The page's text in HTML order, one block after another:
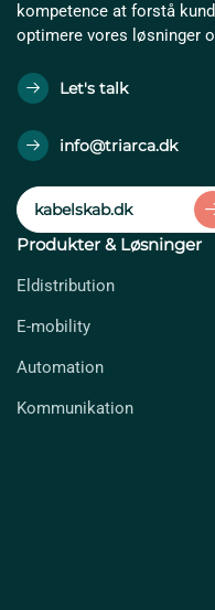
kompetence at forstå
optimere vores løsninger
Let's talk
info@triarca.dk
kabelskab.dk
Produkter & Løsninger
Eldistribution
E-mobility
Automation
Kommunikation